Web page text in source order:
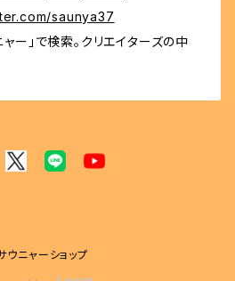
saunya37
ャー」で検索。クリエイターズの中
ウニャーショップ